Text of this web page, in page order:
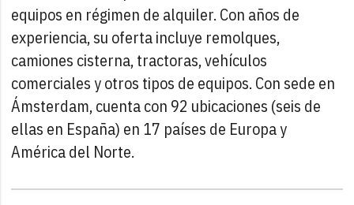
equipos en régimen de alquiler. Con años de
experiencia, su oferta incluye remolques,
camiones cisterna, tractoras, vehículos
comerciales y otros tipos de equipos. Con sede en
Ámsterdam, cuenta con 92 ubicaciones (seis de
ellas en España) en 17 países de Europa y
América del Norte.